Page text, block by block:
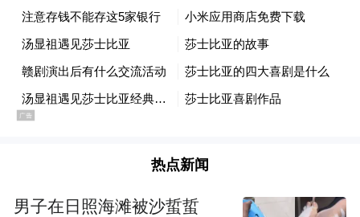
《李迩王》以其独特的魅力，为现场1400多
名中外观众带来了一场融合莎士比亚悲剧精
神与中国传统戏曲美学的视听盛宴，现场座
无虚席，掌声雷动，观众好评如潮。
凑，每一幕都设置了小高潮，特别是最后处
决反派那一幕，饱满的情绪急转进入无声状
热点新闻
男子在日照海滩被沙蜇蜇